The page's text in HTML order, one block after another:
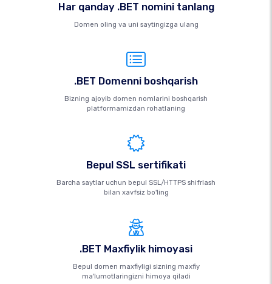
Har qanday .BET nomini tanlang
Domen oling va uni saytingizga ulang
.BET Domenni boshqarish
Bizning ajoyib domen nomlarini boshqarish
platformamizdan rohatlaning
Bepul SSL sertifikati
Barcha saytlar uchun bepul SSL/HTTPS shifrlash
bilan xavfsiz bo'ling
.BET Maxfiylik himoyasi
Bepul domen maxfiyligi sizning maxfiy
ma'lumotlaringizni himoya qiladi